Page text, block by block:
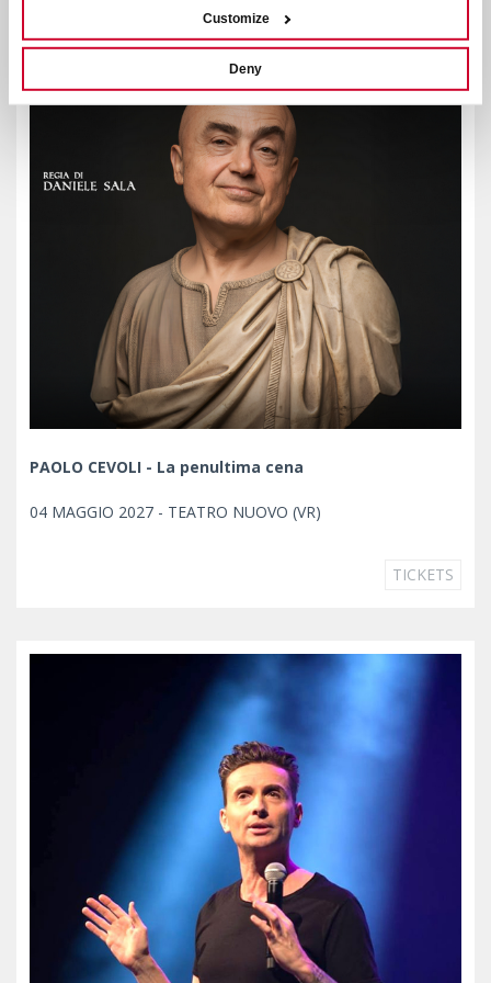
Customize
Deny
PAOLO CEVOLI - La penultima cena
04 MAGGIO 2027 - TEATRO NUOVO (VR)
TICKETS